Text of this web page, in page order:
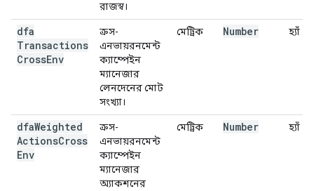
রাজস্ব।
dfa
Transactions
CrossEnv
ক্রস-
এনভায়রনমেন্ট
ক্যাম্পেইন
ম্যানেজার
লেনদেনের মোট
সংখ্যা।
মেট্রিক Number হ্যাঁ
dfaWeighted
ActionsCross
Env
ক্রস-
এনভায়রনমেন্ট
ক্যাম্পেইন
ম্যানেজার
অ্যাকশনের
মেট্রিক Number হ্যাঁ